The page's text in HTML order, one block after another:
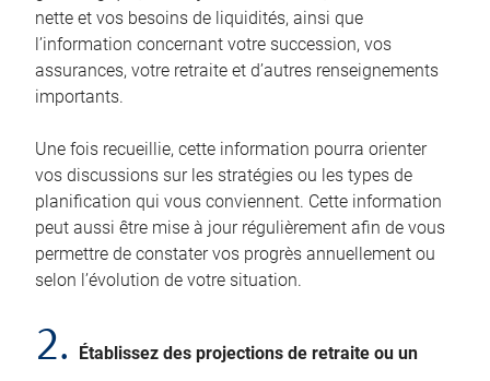
nette et vos besoins de liquidités, ainsi que
l’information concernant votre succession, vos
assurances, votre retraite et d’autres renseignements
importants.
Une fois recueillie, cette information pourra orienter
vos discussions sur les stratégies ou les types de
planification qui vous conviennent. Cette information
peut aussi être mise à jour régulièrement afin de vous
permettre de constater vos progrès annuellement ou
selon l’évolution de votre situation.
2.
Établissez des projections de retraite ou un